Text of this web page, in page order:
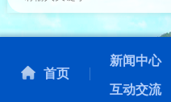
首页
新闻中心
互动交流